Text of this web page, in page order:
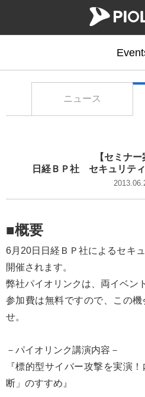
ニュース
【セミナー
日経ＢＰ社 セキュリテ
■概要
6月20日日経ＢＰ社によるセキ
開催されます。
弊社パイオリンクは、両イベン
参加費は無料ですので、この
せ。
－パイオリンク講演内容－
『標的型サイバー攻撃を実演
断」のすすめ』